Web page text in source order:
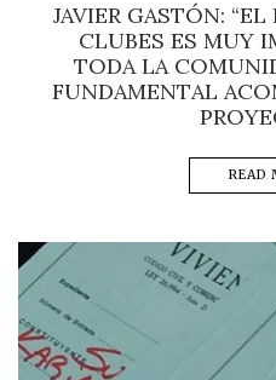
JAVIER GASTÓN:
CLUBES ES MUY
TODA LA
FUNDAMENTAL
READ